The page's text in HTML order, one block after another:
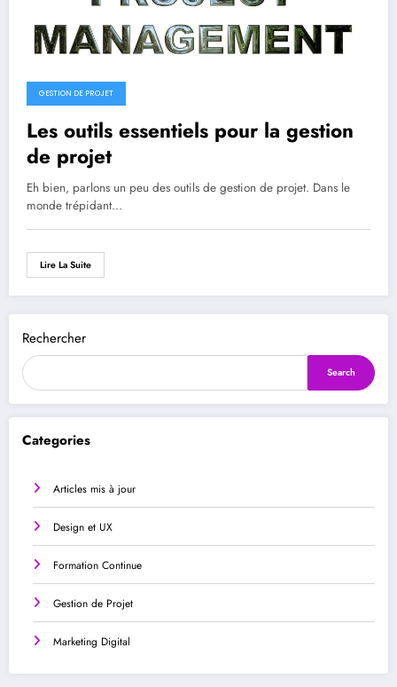
Rechercher
Search
Categories
Articles mis à jour
Design et UX
Formation Continue
Gestion de Projet
Marketing Digital
GESTION DE PROJET
Les outils essentiels pour la gestion
de projet
Eh bien, parlons un peu des outils de gestion de projet. Dans le
monde trépidant…
Lire La Suite